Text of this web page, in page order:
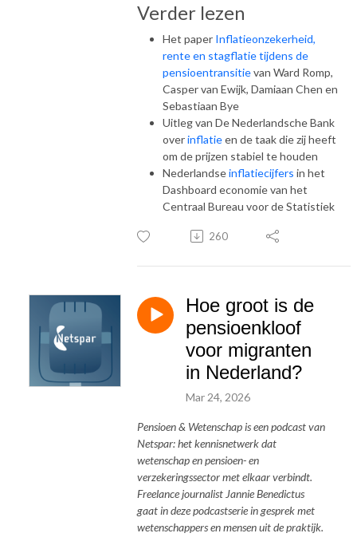
Verder lezen
Het paper Inflatieonzekerheid,
rente en stagflatie tijdens de
pensioentransitievan Ward Romp,
Casper van Ewijk, Damiaan Chen en
Sebastiaan Bye
Uitleg van De Nederlandsche Bank
overinflatieen de taak die zij heeft
om de prijzen stabiel te houden
Nederlandseinflatiecijfers in het
Dashboard economie van het
Centraal Bureau voor de Statistiek
260
Hoe groot is de
pensioenkloof
voor migranten
in Nederland?
Mar 24, 2026
Pensioen & Wetenschap is een podcast van
Netspar: het kennisnetwerk dat
wetenschap en pensioen- en
verzekeringssector met elkaar verbindt.
Freelance journalist Jannie Benedictus
gaat in deze podcastserie in gesprek met
wetenschappers en mensen uit de praktijk.